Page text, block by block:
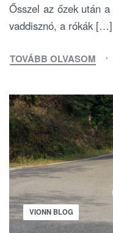
Ősszel az őzek után
vaddisznó, a rókák […]
TOVÁBB OLVASOM
VIONN BLOG